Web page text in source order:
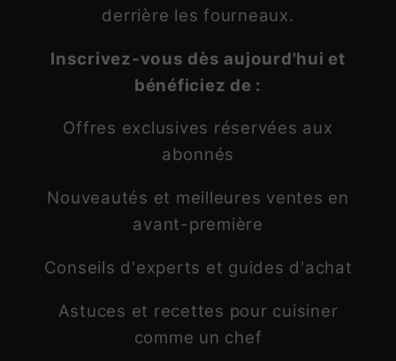
derrière les fourneaux.
Inscrivez-vous dès aujourd'hui et
bénéficiez de :
Offres exclusives réservées aux
abonnés
Nouveautés et meilleures ventes en
avant-première
Conseils d'experts et guides d'achat
Astuces et recettes pour cuisiner
comme un chef